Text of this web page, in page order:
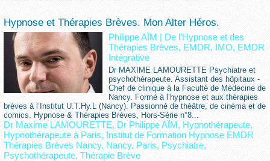
Hypnose et Thérapies Brèves. Mon Alter Héros.
Philippe AÏM | De l'Hypnose et des
Thérapies Brèves, EMDR, IMO, EMDR
Intégrative
Dr MAXIME LAMOURETTE Psychiatre et
psychothérapeute. Assistant des hôpitaux -
Chef de clinique à la Faculté de Médecine de
Nancy. Formé à l’hypnose et aux thérapies
brèves à l’Institut U.T.Hy.L (Nancy). Passionné de théâtre, de cinéma et de
comics. Hypnose & Thérapies Brèves, Hors-Série n°8...
Dr Maxime LAMOURETTE, Dr Philippe AÏM, Hypnothérapeute,
Hypnothérapeute à Paris, Institut de Formation Hypnose EMDR
Thérapies Brèves Nancy, Nancy, Paris, Psychiatre,
Psychothérapeute, Thérapie Brève